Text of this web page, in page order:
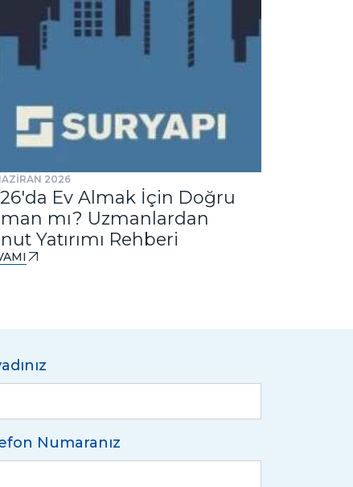
2026
Ev Almak İçin Doğru
mı? Uzmanlardan
Yatırımı Rehberi
Numaranız